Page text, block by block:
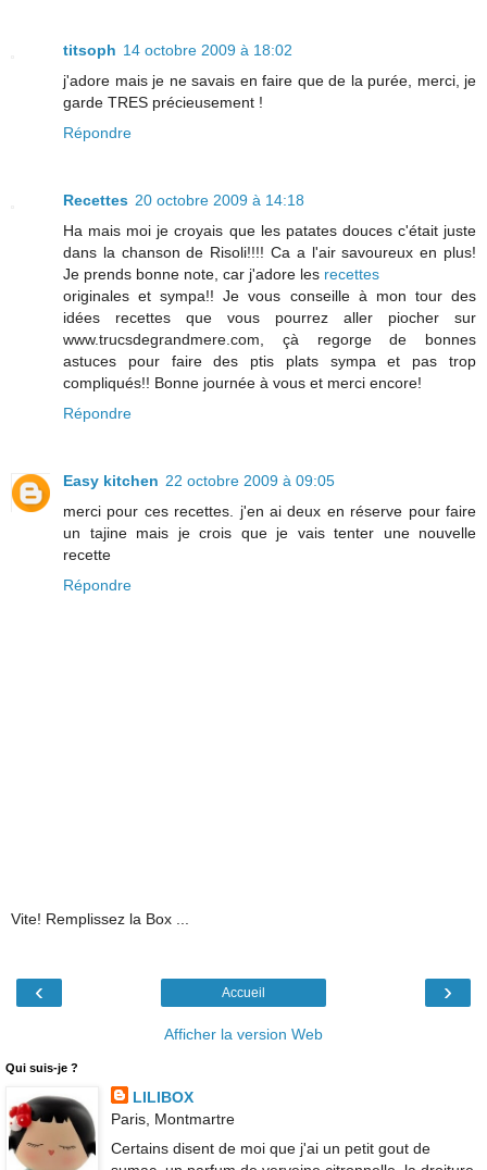
titsoph 14 octobre 2009 à 18:02
j'adore mais je ne savais en faire que de la purée, merci, je
garde TRES précieusement !
Répondre
Recettes 20 octobre 2009 à 14:18
Ha mais moi je croyais que les patates douces c'était juste
dans la chanson de Risoli!!!! Ca a l'air savoureux en plus!
Je prends bonne note, car j'adore les recettes
originales et sympa!! Je vous conseille à mon tour des
idées recettes que vous pourrez aller piocher sur
www.trucsdegrandmere.com, çà regorge de bonnes
astuces pour faire des ptis plats sympa et pas trop
compliqués!! Bonne journée à vous et merci encore!
Répondre
Easy kitchen 22 octobre 2009 à 09:05
merci pour ces recettes. j'en ai deux en réserve pour faire
un tajine mais je crois que je vais tenter une nouvelle
recette
Répondre
Vite! Remplissez la Box ...
‹ ›
Accueil
Afficher la version Web
Qui suis-je ?
LILIBOX
Paris, Montmartre
Certains disent de moi que j'ai un petit gout de